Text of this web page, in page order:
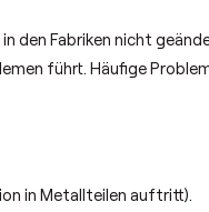
den Fabriken nicht
führt. Häufige
in Metallteilen auftritt).